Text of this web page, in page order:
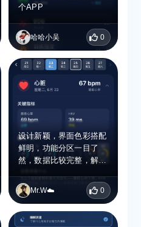
个APP
哈哈小吴 0
设计新颖，界面色彩搭配
鲜明，功能分区一目了
然，数据比较完整，解析
度高，可以轻松掌握近期
身体状况
Mr.W☁️ 0